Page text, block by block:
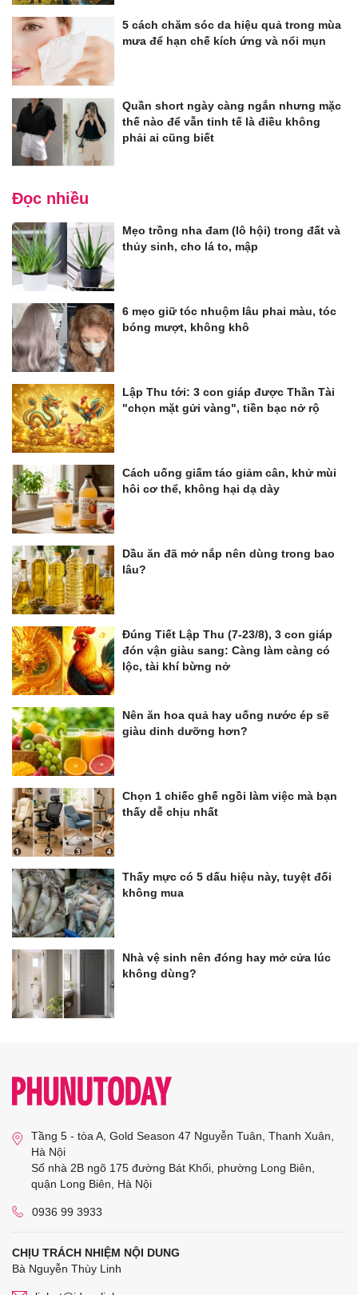
5 cách chăm sóc da hiệu quả trong mùa
mưa để hạn chế kích ứng và nổi mụn
Quần short ngày càng ngắn nhưng mặc
thế nào để vẫn tinh tế là điều không
phải ai cũng biết
Đọc nhiều
Mẹo trồng nha đam (lô hội) trong đất và
thủy sinh, cho lá to, mập
6 mẹo giữ tóc nhuộm lâu phai màu, tóc
bóng mượt, không khô
Lập Thu tới: 3 con giáp được Thần Tài
"chọn mặt gửi vàng", tiền bạc nở rộ
Cách uống giấm táo giảm cân, khử mùi
hôi cơ thể, không hại dạ dày
Dầu ăn đã mở nắp nên dùng trong bao
lâu?
Đúng Tiết Lập Thu (7-23/8), 3 con giáp
đón vận giàu sang: Càng làm càng có
lộc, tài khí bừng nở
Nên ăn hoa quả hay uống nước ép sẽ
giàu dinh dưỡng hơn?
Chọn 1 chiếc ghế ngồi làm việc mà bạn
thấy dễ chịu nhất
Thấy mực có 5 dấu hiệu này, tuyệt đối
không mua
Nhà vệ sinh nên đóng hay mở cửa lúc
không dùng?
Tầng 5 - tòa A, Gold Season 47 Nguyễn Tuân, Thanh Xuân,
Hà Nội
Số nhà 2B ngõ 175 đường Bát Khối, phường Long Biên,
quận Long Biên, Hà Nội
0936 99 3933
CHỊU TRÁCH NHIỆM NỘI DUNG
Bà Nguyễn Thùy Linh